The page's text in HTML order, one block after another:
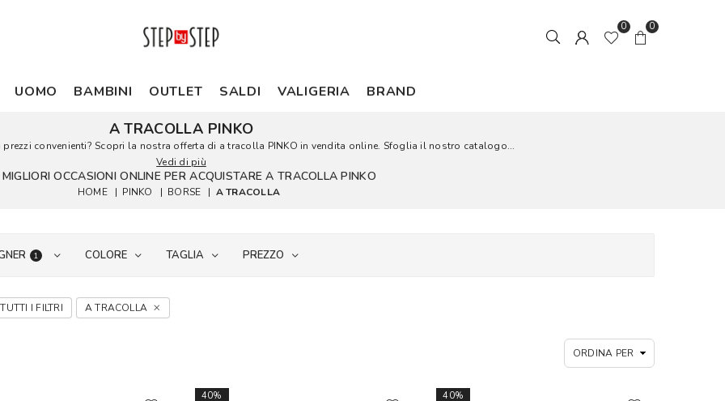
0 0
UOMO BAMBINI OUTLET SALDI VALIGERIA BRAND
A TRACOLLA PINKO
prezzi convenienti? Scopri la nostra offerta di a tracolla PINKO in vendita online. Sfoglia il nostro catalogo...
Vedi di più
MIGLIORI OCCASIONI ONLINE PER ACQUISTARE A TRACOLLA PINKO
HOME | PINKO | BORSE | A TRACOLLA
1 COLORE TAGLIA PREZZO
I FILTRI A TRACOLLA
40% 40%